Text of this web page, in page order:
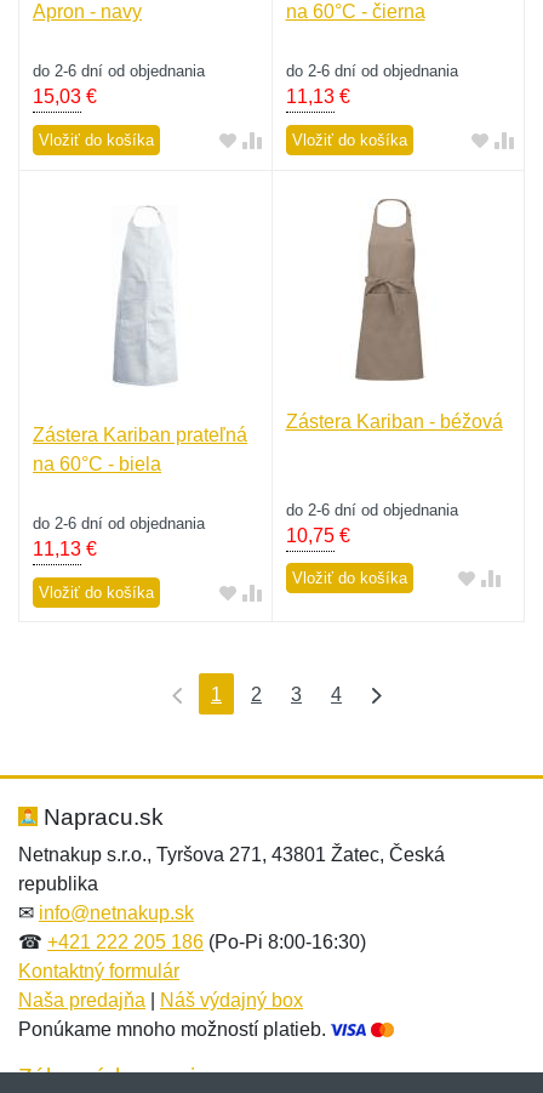
Apron - navy
do 2-6 dní od objednania
15,03 €
Vložiť do košíka
na 60°C - čierna
do 2-6 dní od objednania
11,13€
Vložiť do košíka
Zástera Kariban prateľná
na 60°C - biela
do 2-6 dní od objednania
11,13 €
Vložiť do košíka
Zástera Kariban - béžová
do 2-6 dní od objednania
10,75€
Vložiť do košíka
1 2 3 4
Napracu.sk
Netnakup s.r.o., Tyršova 271, 43801 Žatec, Česká
republika
✉ info@netnakup.sk
☎ +421 222 205 186 (Po-Pi 8:00-16:30)
Kontaktný formulár
Naša predajňa
Náš výdajný box
Ponúkame mnoho možností platieb.
Zákaznícky servis